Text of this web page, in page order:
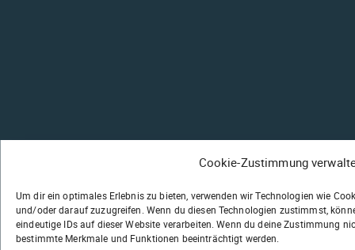
Cookie-Zustimmung
Um dir ein optimales Erlebnis zu bieten, verwenden wir Technologien wie
und/oder darauf zuzugreifen. Wenn du diesen Technologien zustimmst,
eindeutige IDs auf dieser Website verarbeiten. Wenn du deine Zustimmung
bestimmte Merkmale und Funktionen beeinträchtigt werden.